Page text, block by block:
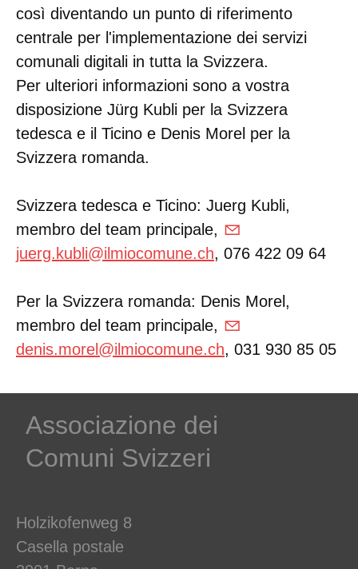
così diventando un punto di riferimento
centrale per l'implementazione dei servizi
comunali digitali in tutta la Svizzera.
Per ulteriori informazioni sono a vostra
disposizione Jürg Kubli per la Svizzera
tedesca e il Ticino e Denis Morel per la
Svizzera romanda.
Svizzera tedesca e Ticino: Juerg Kubli,
membro del team principale,
juerg.kubli@ilmiocomune.ch, 076 422 09 64
Per la Svizzera romanda: Denis Morel,
membro del team principale,
denis.morel@ilmiocomune.ch, 031 930 85 05
Associazione dei
Comuni Svizzeri
Holzikofenweg 8
Casella postale